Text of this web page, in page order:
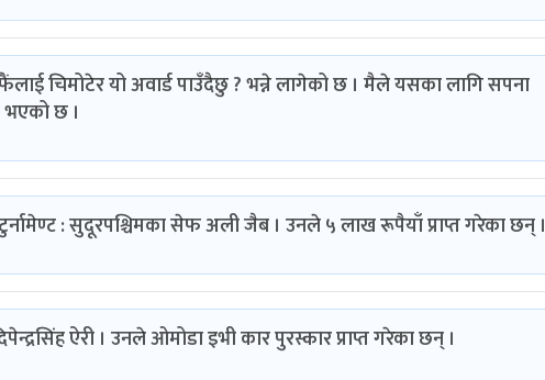
चिमोटेर यो अवार्ड पाउँदैछु ? भन्ने लागेको छ । मैले यसका लागि सपना
छ ।
: सुदूरपश्चिमका सेफ अली जैब । उनले ५ लाख रूपैयाँ प्राप्त गरेका छन् ।
ऐरी । उनले ओमोडा इभी कार पुरस्कार प्राप्त गरेका छन् ।